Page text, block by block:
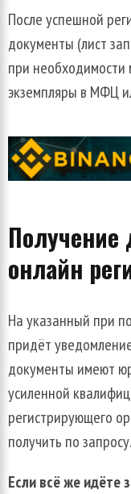
После успешной
документы (лист
при
экземпляры в МФЦ
Получение
онлайн
На указанный при
придёт
документы имеют
усиленной
регистрирующего
получить по запросу.
Если всё же идёте